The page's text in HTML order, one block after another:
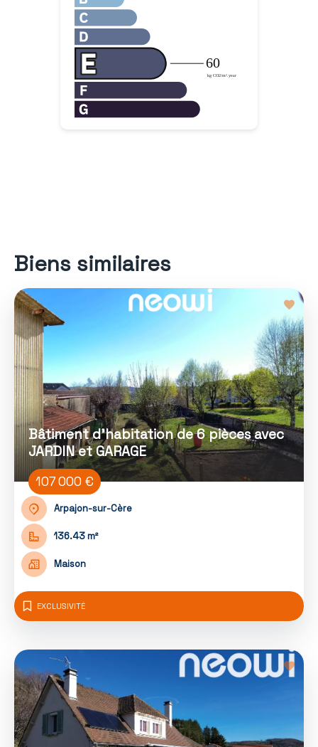
Biens similaires
Bâtiment d'habitation de 6 pièces avec
JARDIN et GARAGE
107 000 €
Arpajon-sur-Cère
136.43 m²
Maison
EXCLUSIVITÉ